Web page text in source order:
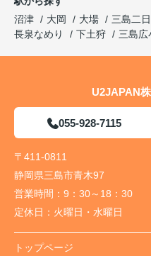
沼津
大岡 大場 三島二
長泉なめり
下土狩 三島広
U2JAPAN
055-928-7115
〒411-0811
静岡県三島市青木97
営業時間： 9：30～18：30
定休日： 火曜日・水曜日
トップページ